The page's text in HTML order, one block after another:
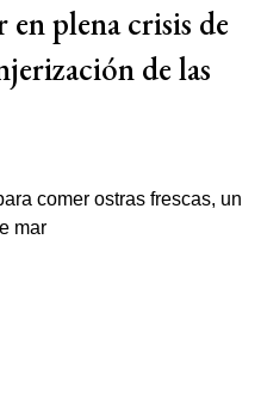
plena crisis de
de las